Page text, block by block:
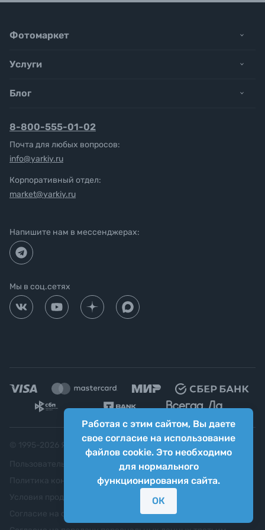
Работая с этим сайтом, Вы даете
свое согласие на использование
файлов cookie. Это необходимо
для нормального
функционирования сайта.
ОК
Фотомаркет
Услуги
Блог
8-800-555-01-02
Почта для любых вопросов:
info@yarkiy.ru
Корпоративный отдел:
market@yarkiy.ru
Напишите нам в мессенджерах:
Мы в соц.сетях
Яркий фотомаркет ("Яркий Мир")
Пользовательское соглашение
Политика конфиденциальности
Согласие на обработку персональных данных